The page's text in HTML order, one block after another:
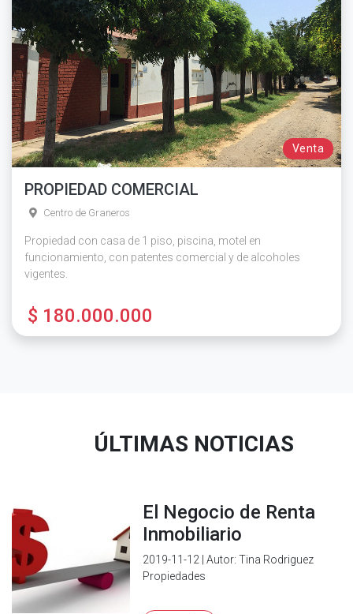
Venta
PROPIEDAD COMERCIAL
Centro de Graneros
Propiedad con casa de 1 piso, piscina, motel en
funcionamiento, con patentes comercial y de alcoholes
vigentes.
$ 180.000.000
ÚLTIMAS NOTICIAS
El Negocio de Renta
Inmobiliario
2019-11-12 | Autor: Tina Rodriguez
Propiedades